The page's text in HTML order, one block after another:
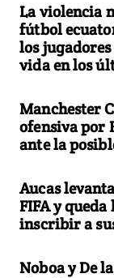
La violencia
fútbol
los
vida en los
Manchester
ofensiva por
ante la
Aucas
FIFA y
inscribir a
Noboa y De